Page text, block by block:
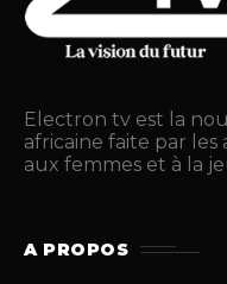
Electron tv est la
africaine faite par les
aux femmes et à la
A PROPOS